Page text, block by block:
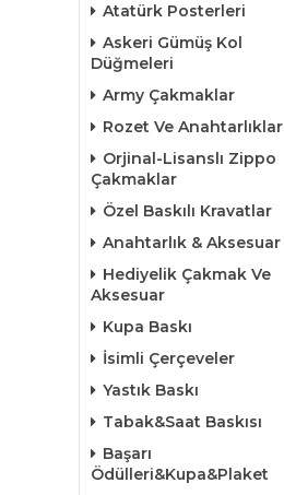
Atatürk Posterleri
Askeri Gümüş Kol
Düğmeleri
Army Çakmaklar
Rozet Ve Anahtarlıklar
Orjinal-Lisanslı Zippo
Çakmaklar
Özel Baskılı Kravatlar
Anahtarlık & Aksesuar
Hediyelik Çakmak Ve
Aksesuar
Kupa Baskı
İsimli Çerçeveler
Yastık Baskı
Tabak&Saat Baskısı
Başarı
Ödülleri&Kupa&Plaket